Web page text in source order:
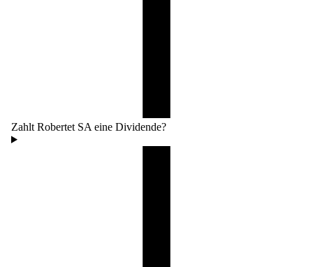
Zahlt Robertet SA eine Dividende?